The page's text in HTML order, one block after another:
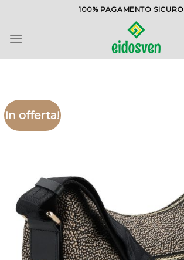
contenuti
100% PAGAMENTO SICURO
In offerta!